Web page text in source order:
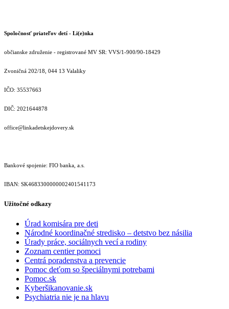
Spoločnosť priateľov detí - Li(e)nka
občianske združenie - registrované MV SR: VVS/1-900/90-18429
Zvoničná 202/18, 044 13 Valaliky
IČO: 35537663
DIČ: 2021644878
office@linkadetskejdovery.sk
Bankové spojenie: FIO banka, a.s.
IBAN: SK46833000000­02401541173
Užitočné odkazy
Úrad komisára pre deti
Národné koordinačné stredisko – detstvo bez násilia
Úrady práce, sociálnych vecí a rodiny
Zoznam centier pomoci
Centrá poradenstva a prevencie
Pomoc deťom so špeciálnymi potrebami
Pomoc.sk
Kyberšikanovanie.sk
Psychiatria nie je na hlavu